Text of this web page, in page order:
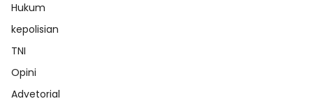
Hukum
kepolisian
TNI
Opini
Advetorial